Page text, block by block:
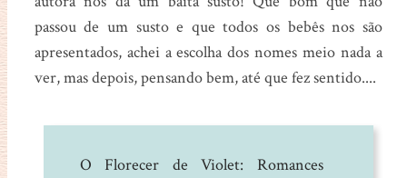
passou de um susto e que todos os bebês nos são
apresentados, achei a escolha dos nomes meio nada a
ver, mas depois, pensando bem, até que fez sentido....
O Florecer de Violet: Romances